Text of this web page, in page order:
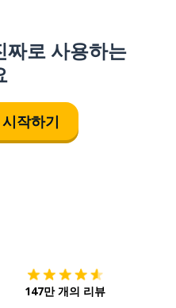
짜로 사용하는
작하기
147만 개의 리뷰